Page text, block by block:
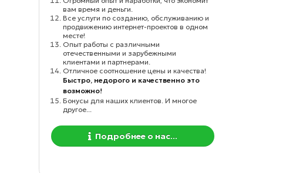
вам время и деньги.
Все услуги по созданию, обслуживанию и
продвижению интернет-проектов в одном
месте!
Опыт работы с различными
отечественными и зарубежными
клиентами и партнерами.
Отличное соотношение цены и качества!
Быстро, недорого и качественно это
возможно!
Бонусы для наших клиентов. И многое
другое...
Подробнее о нас...